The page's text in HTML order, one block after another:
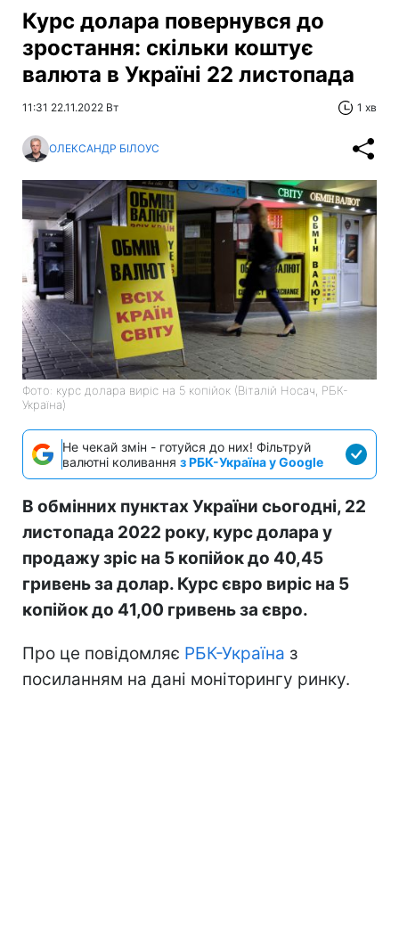
Курс долара повернувся до
зростання: скільки коштує
валюта в Україні 22 листопада
11:31 22.11.2022 Вт 1 хв
ОЛЕКСАНДР БІЛОУС
Фото: курс долара виріс на 5 копійок (Віталій Носач, РБК-
Україна)
Не чекай змін - готуйся до них! Фільтруй
валютні коливання з РБК-Україна у Google
В обмінних пунктах України сьогодні, 22
листопада 2022 року, курс долара у
продажу зріс на 5 копійок до 40,45
гривень за долар. Курс євро виріс на 5
копійок до 41,00 гривень за євро.
Про це повідомляє РБК-Україна з
посиланням на дані моніторингу ринку.